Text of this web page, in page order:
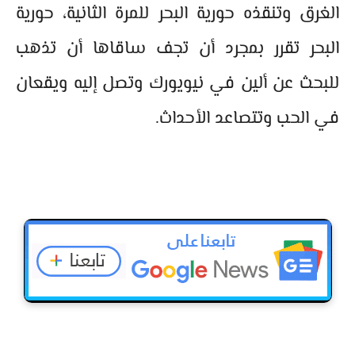
الغرق وتنقذه حورية البحر للمرة الثانية، حورية
البحر تقرر بمجرد أن تجف ساقاها أن تذهب
للبحث عن ألين في نيويورك وتصل إليه ويقعان
في الحب وتتصاعد الأحداث.